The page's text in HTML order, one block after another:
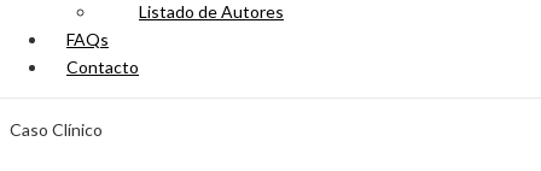
Listado de Autores
FAQs
Contacto
Caso Clínico